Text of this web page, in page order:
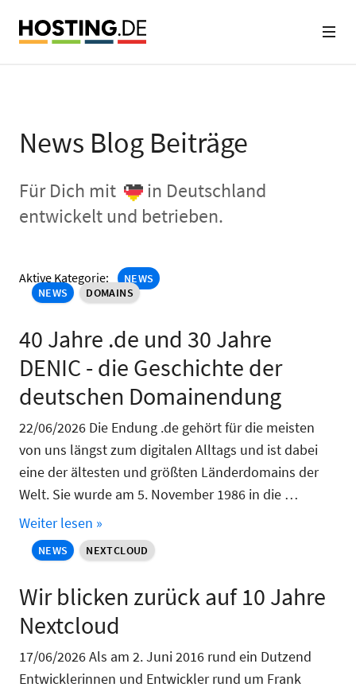
News Blog Beiträge
Für Dich mit
in Deutschland
entwickelt und betrieben.
Aktive Kategorie:
NEWS
NEWS
DOMAINS
40 Jahre .de und 30 Jahre
DENIC - die Geschichte der
deutschen Domainendung
22/06/2026 Die Endung .de gehört für die meisten
von uns längst zum digitalen Alltags und ist dabei
eine der ältesten und größten Länderdomains der
Welt. Sie wurde am 5. November 1986 in die …
Weiter lesen »
NEWS NEXTCLOUD
Wir blicken zurück auf 10 Jahre
Nextcloud
17/06/2026 Als am 2. Juni 2016 rund ein Dutzend
Entwicklerinnen und Entwickler rund um Frank